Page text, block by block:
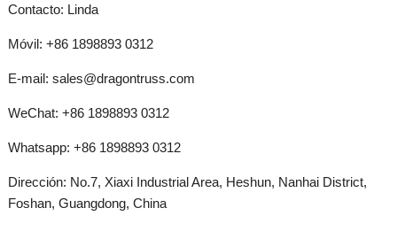
Contacto: Linda
Móvil: +86 1898893 0312
E-mail: sales@dragontruss.com
WeChat: +86 1898893 0312
Whatsapp: +86 1898893 0312
Dirección: No.7, Xiaxi Industrial Area, Heshun, Nanhai District,
Foshan, Guangdong, China